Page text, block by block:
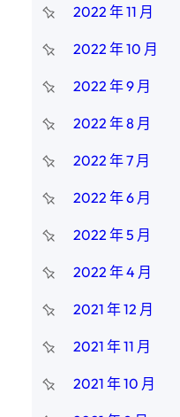
2022 年 11 月
2022 年 10 月
2022 年 9 月
2022 年 8 月
2022 年 7 月
2022 年 6 月
2022 年 5 月
2022 年 4 月
2021 年 12 月
2021 年 11 月
2021 年 10 月